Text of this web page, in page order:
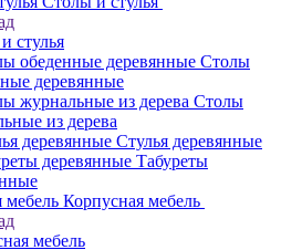
стулья
Столы
деревянные
Столы
из дерева
Стулья деревянные
Табуреты
Корпусная мебель
мебель